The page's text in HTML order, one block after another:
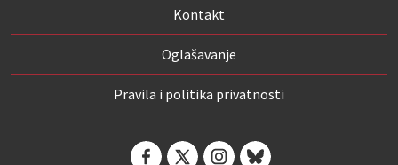
Kontakt
Oglašavanje
Pravila i politika privatnosti